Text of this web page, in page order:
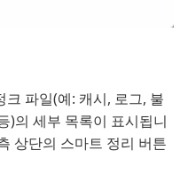
파일(예: 캐시, 로그, 불
)의 세부 목록이 표시됩니
상단의 스마트 정리 버튼